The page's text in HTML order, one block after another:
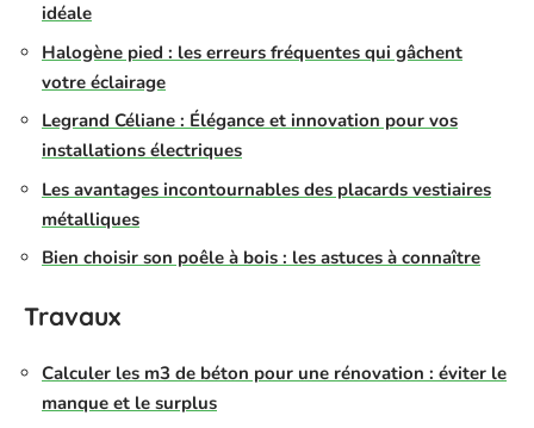
idéale
Halogène pied : les erreurs fréquentes qui gâchent
votre éclairage
Legrand Céliane : Élégance et innovation pour vos
installations électriques
Les avantages incontournables des placards vestiaires
métalliques
Bien choisir son poêle à bois : les astuces à connaître
Travaux
Calculer les m3 de béton pour une rénovation : éviter le
manque et le surplus